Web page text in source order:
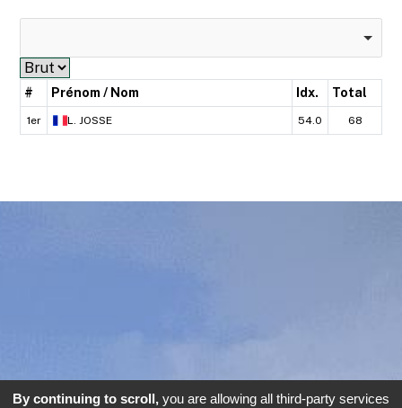
# Prénom / Nom Idx. Total
1er L. JOSSE 54.0 68
By continuing to scroll, you are allowing all third-party services